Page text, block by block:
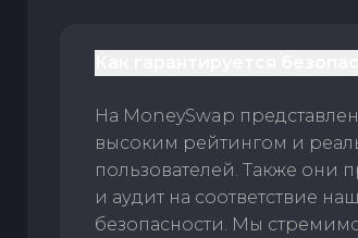
На MoneySwap
высоким рейтингом и
пользователей. Также они
и аудит на соответствие
безопасности. Мы